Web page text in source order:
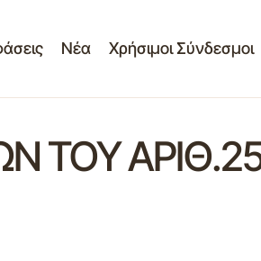
Νέα Χρήσιμοι Σύνδεσμοι